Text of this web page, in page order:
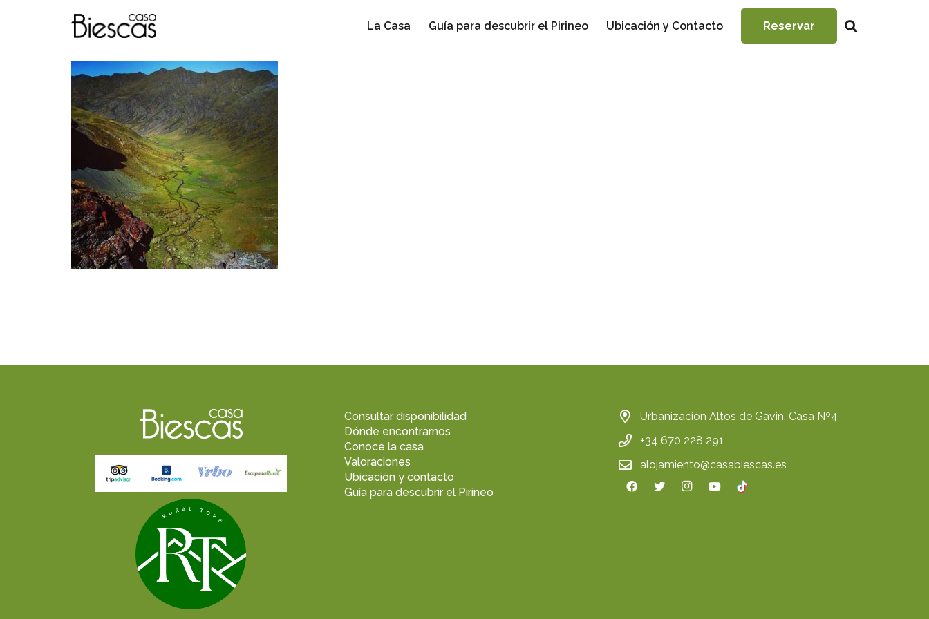
La Casa Guía para descubrir el Pirineo Ubicación y Contacto Reservar
Consultar disponibilidad
Dónde encontrarnos
Conoce la casa
Valoraciones
Ubicación y contacto
Guía para descubrir el Pirineo
Urbanización Altos de Gavin, Casa Nº4
+34 670 228 291
alojamiento@casabiescas.es